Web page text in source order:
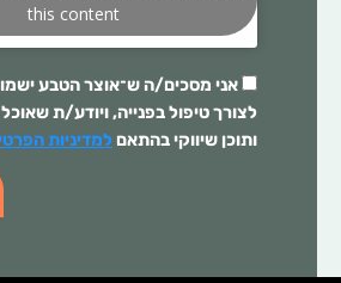
this content
אני מסכים/ה ש־אוצר הטבע
לצורך טיפול בפנייה, ויודע/ת
ותוכן שיווקי בהתאם למדיניות